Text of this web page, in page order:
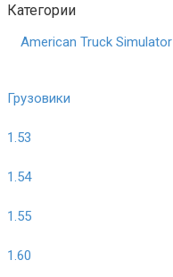
Категории
American Truck Simulator
Грузовики
1.53
1.54
1.55
1.60